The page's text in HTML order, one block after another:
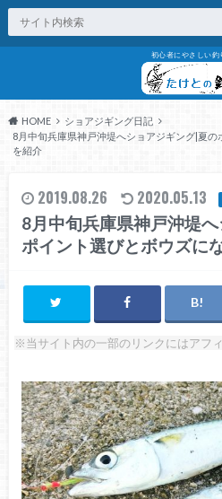
初心者にやさしい釣
HOME
ショアジギング日記
8月中旬兵庫県神戸沖堤へショアジギング|夏
を紹介
2019.08.26 2020.05.13
8月中旬兵庫県神戸沖堤
ポイント選びとボウズに
※当サイト内の一部のリンクにはアフ